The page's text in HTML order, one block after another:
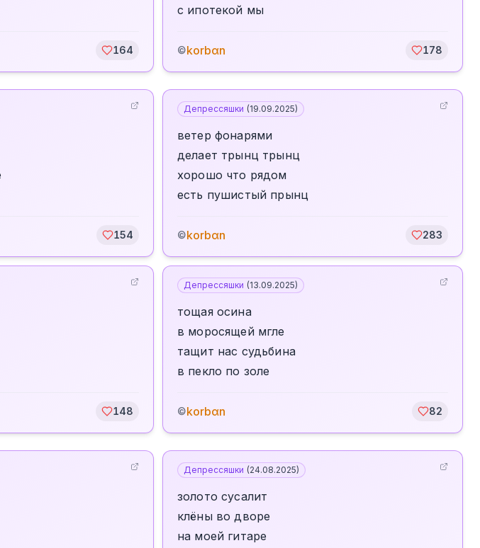
164
с ипотекой мы
©korbαn 178
154
Депрессяшки (19.09.2025)
ветер фонарями
делает трынц трынц
хорошо что рядом
есть пушистый прынц
©korbαn 283
148
Депрессяшки (13.09.2025)
тощая осина
в моросящей мгле
тащит нас судьбина
в пекло по золе
©korbαn 82
Депрессяшки (24.08.2025)
золото сусалит
клёны во дворе
на моей гитаре